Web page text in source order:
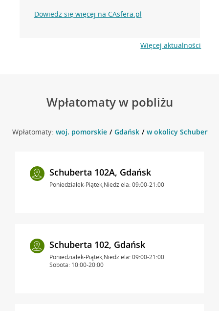
Dowiedz się więcej na CAsfera.pl
Więcej aktualności
Wpłatomaty w pobliżu
Wpłatomaty: woj. pomorskie Gdańsk w okolicy Schuberta
Schuberta 102A, Gdańsk
Poniedziałek-Piątek,Niedziela: 09:00-21:00
Schuberta 102, Gdańsk
Poniedziałek-Piątek,Niedziela: 09:00-21:00
Sobota: 10:00-20:00